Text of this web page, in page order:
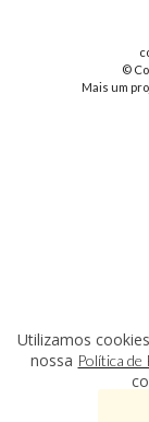
©
Mais um
Utilizamos
nossa Política de